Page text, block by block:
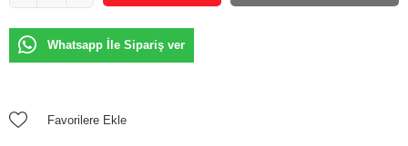
Whatsapp İle Sipariş ver
Favorilere Ekle